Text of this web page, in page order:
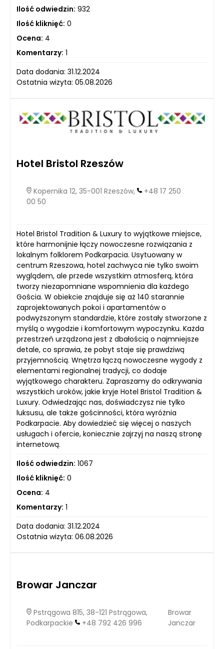
Ilość odwiedzin: 932
Ilość kliknięć: 0
Ocena: 4
Komentarzy: 1
Data dodania: 31.12.2024
Ostatnia wizyta: 05.08.2026
Hotel Bristol Rzeszów
Kopernika 12, 35-001 Rzeszów,
+48 17 250
00 50
Hotel Bristol Tradition & Luxury to wyjątkowe miejsce,
które harmonijnie łączy nowoczesne rozwiązania z
lokalnym folklorem Podkarpacia. Usytuowany w
centrum Rzeszowa, hotel zachwyca nie tylko swoim
wyglądem, ale przede wszystkim atmosferą, która
tworzy niezapomniane wspomnienia dla każdego
Gościa. W obiekcie znajduje się aż 140 starannie
zaprojektowanych pokoi i apartamentów o
podwyższonym standardzie, które zostały stworzone z
myślą o wygodzie i komfortowym wypoczynku. Każda
przestrzeń urządzona jest z dbałością o najmniejsze
detale, co sprawia, że pobyt staje się prawdziwą
przyjemnością. Wnętrza łączą nowoczesne wygody z
elementami regionalnej tradycji, co dodaje
wyjątkowego charakteru. Zapraszamy do odkrywania
wszystkich uroków, jakie kryje Hotel Bristol Tradition &
Luxury. Odwiedzając nas, doświadczysz nie tylko
luksusu, ale także gościnności, która wyróżnia
Podkarpacie. Aby dowiedzieć się więcej o naszych
usługach i ofercie, koniecznie zajrzyj na naszą stronę
internetową.
Ilość odwiedzin: 1067
Ilość kliknięć: 0
Ocena: 4
Komentarzy: 1
Data dodania: 31.12.2024
Ostatnia wizyta: 06.08.2026
Browar Janczar
Pstrągowa 815, 38-121 Pstrągowa,
Podkarpackie
+48 792 426 996
Browar
Janczar